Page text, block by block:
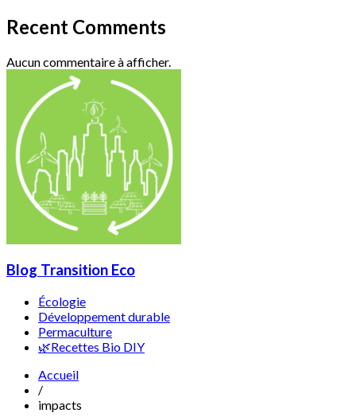
Recent Comments
Aucun commentaire à afficher.
Blog Transition Eco
Écologie
Développement durable
Permaculture
🌿Recettes Bio DIY
Accueil
/
impacts